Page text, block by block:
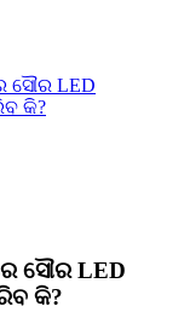
ସୌର LED
କି?
ସୌର LED
କି?